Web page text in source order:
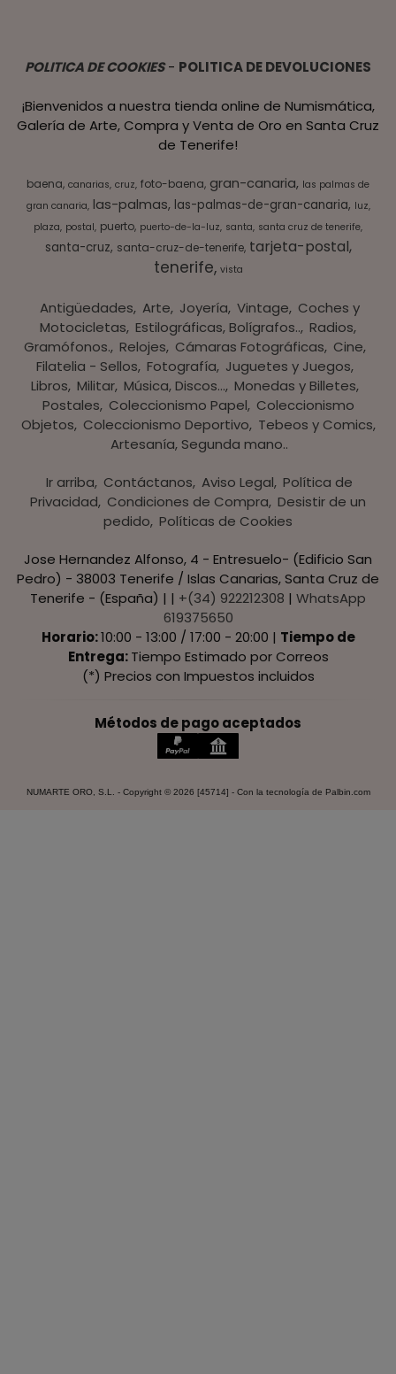
POLITICA DE COOKIES- POLITICA DE DEVOLUCIONES
¡Bienvenidos a nuestra tienda online de Numismática,
Galería de Arte, Compra y Venta de Oro en Santa Cruz
de Tenerife!
baena canarias cruz foto-baena gran-canaria las palmas de
gran canaria las-palmas las-palmas-de-gran-canaria luz
plaza postal puerto puerto-de-la-luz santa santa cruz de tenerife
santa-cruz santa-cruz-de-tenerife tarjeta-postal
tenerife vista
Antigüedades Arte Joyería Vintage Coches y
Motocicletas Estilográficas, Bolígrafos.. Radios,
Gramófonos. Relojes Cámaras Fotográficas Cine
Filatelia - Sellos Fotografía Juguetes y Juegos
Libros Militar Música, Discos... Monedas y Billetes
Postales Coleccionismo Papel Coleccionismo
Objetos Coleccionismo Deportivo Tebeos y Comics
Artesanía, Segunda mano..
Ir arriba Contáctanos Aviso Legal Política de
Privacidad Condiciones de Compra Desistir de un
pedido Políticas de Cookies
Jose Hernandez Alfonso, 4 - Entresuelo- (Edificio San
Pedro) - 38003 Tenerife / Islas Canarias, Santa Cruz de
Tenerife - (España) | | +(34) 922212308 | WhatsApp
619375650
Horario:10:00 - 13:00 / 17:00 - 20:00 | Tiempo de
Entrega:Tiempo Estimado por Correos
(*) Precios con Impuestos incluidos
Métodos de pago aceptados
NUMARTE ORO, S.L. - Copyright © 2026 [45714] - Con la tecnología de Palbin.com